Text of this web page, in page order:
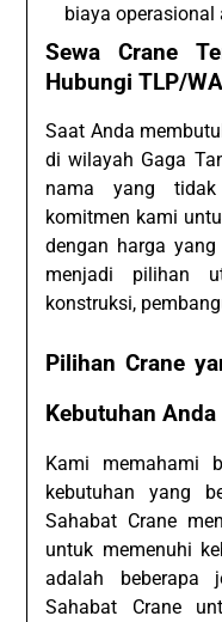
biaya operasional
Sewa Crane
Hubungi TLP/
Saat Anda
di wilayah Gaga
nama yang tidak
komitmen kami
dengan harga
menjadi pilihan
konstruksi,
Pilihan Crane
Kebutuhan Anda
Kami memahami
kebutuhan yang
Sahabat Crane
untuk memenuhi
adalah beberapa
Sahabat Crane